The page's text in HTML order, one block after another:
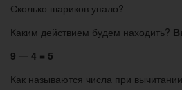
Сколько шариков упало?
Каким действием будем находить?
9 — 4 = 5
Как называются числа при